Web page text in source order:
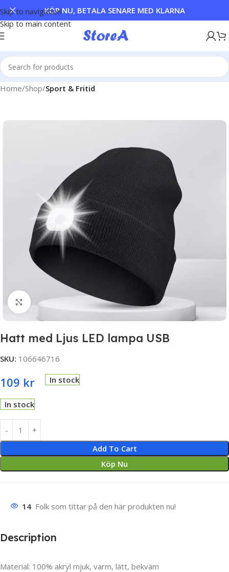
Skip to navigation
Skip to main content
KÖP NU, BETALA SENARE MED KLARNA
Home Shop Sport & Fritid
Click to enlarge
Hatt med Ljus LED lampa USB
SKU: 106646716
109 kr In stock
In stock
Add To Cart
Köp Nu
14 Folk som tittar på den här produkten nu!
Description
Material: 100% akryl mjuk, varm, lätt, bekväm